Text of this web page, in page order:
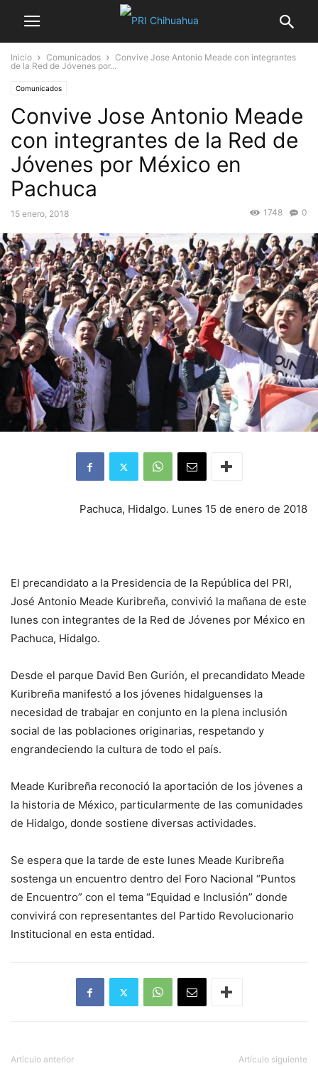
Inicio Comunicados
Convive Jose Antonio Meade con integrantes
de la Red de Jóvenes por...
Comunicados
Convive Jose Antonio Meade
con integrantes de la Red de
Jóvenes por México en
Pachuca
15 enero, 2018 0
1748
Pachuca, Hidalgo. Lunes 15 de enero de 2018
El precandidato a la Presidencia de la República del PRI,
José Antonio Meade Kuribreña, convivió la mañana de este
lunes con integrantes de la Red de Jóvenes por México en
Pachuca, Hidalgo.
Desde el parque David Ben Gurión, el precandidato Meade
Kuribreña manifestó a los jóvenes hidalguenses la
necesidad de trabajar en conjunto en la plena inclusión
social de las poblaciones originarias, respetando y
engrandeciendo la cultura de todo el país.
Meade Kuribreña reconoció la aportación de los jóvenes a
la historia de México, particularmente de las comunidades
de Hidalgo, donde sostiene diversas actividades.
Se espera que la tarde de este lunes Meade Kuribreña
sostenga un encuentro dentro del Foro Nacional “Puntos
de Encuentro” con el tema “Equidad e Inclusión” donde
convivirá con representantes del Partido Revolucionario
Institucional en esta entidad.
Artículo anterior Artículo siguiente